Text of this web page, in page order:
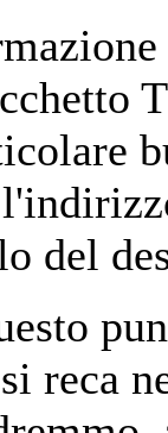
del
reca